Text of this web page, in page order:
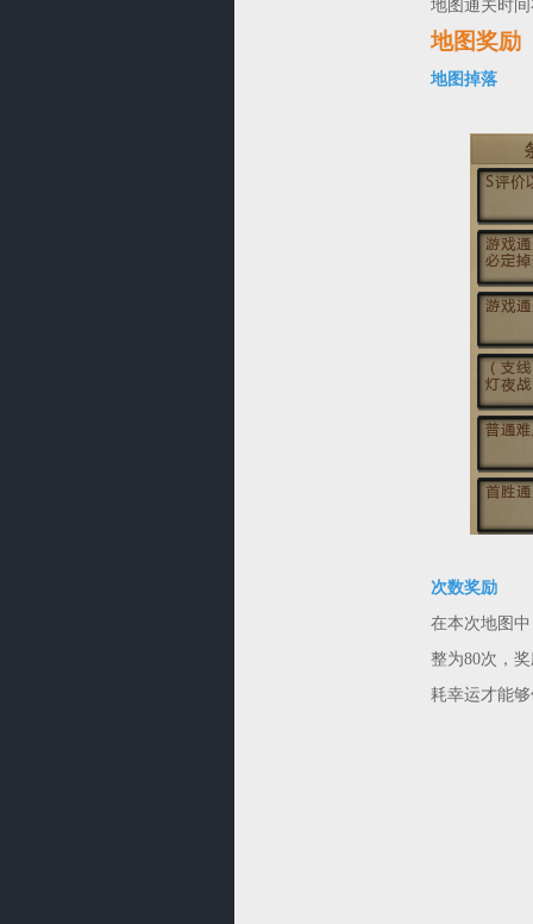
地图通关时
地图奖励
地图掉落
次数奖励
在本次地图
整为80次，
耗幸运才能